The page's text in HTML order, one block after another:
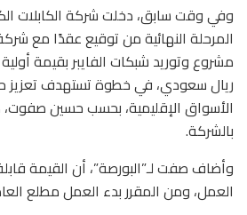
وفي وقت سابق، دخلت شركة الكابلات
المرحلة النهائية من توقيع عقدًا مع
ريال سعودي، في خطوة تستهدف تعزيز
الأسواق الإقليمية، بحسب حسين صفوت،
بالشركة.
وأضاف صفت لـ”البورصة”، أن القيمة
العمل، ومن المقرر بدء العمل مطلع